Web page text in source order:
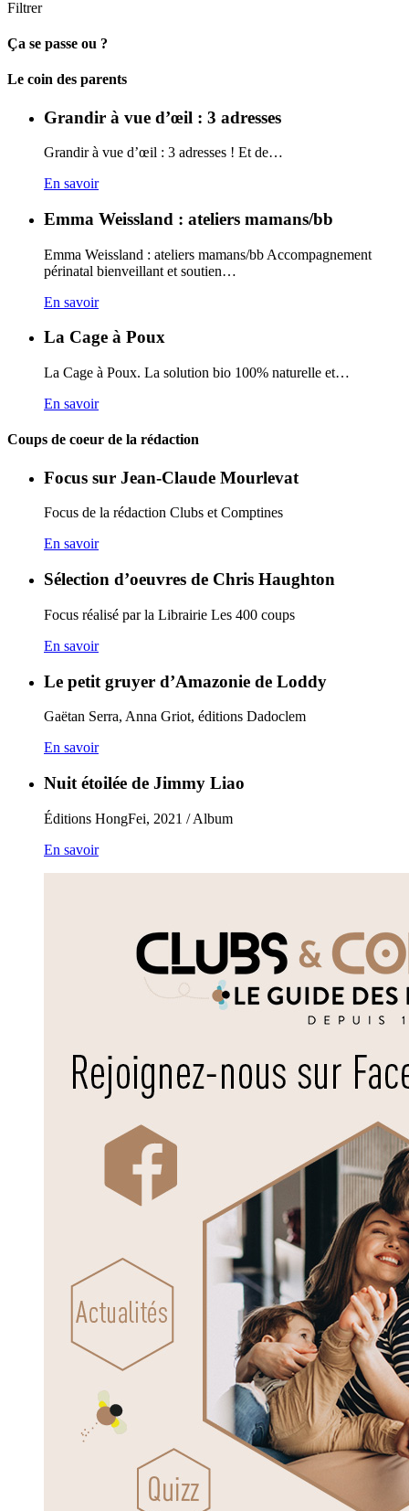
Filtrer
Ça se passe ou ?
Carto
Le coin des parents
Grandir à vue d’œil : 3 adresses
Grandir à vue d’œil : 3 adresses ! Et de…
En savoir
Emma Weissland : ateliers mamans/bb
Emma Weissland : ateliers mamans/bb Accompagnement
périnatal bienveillant et soutien…
En savoir
La Cage à Poux
La Cage à Poux. La solution bio 100% naturelle et…
En savoir
Coups de coeur de la rédaction
Focus sur Jean-Claude Mourlevat
Focus de la rédaction Clubs et Comptines
En savoir
Sélection d’oeuvres de Chris Haughton
Focus réalisé par la Librairie Les 400 coups
En savoir
Le petit gruyer d’Amazonie de Loddy
Gaëtan Serra, Anna Griot, éditions Dadoclem
En savoir
Nuit étoilée de Jimmy Liao
Éditions HongFei, 2021 / Album
En savoir